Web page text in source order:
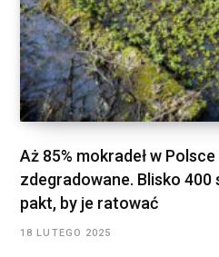
Aż 85% mokradeł w
zdegradowane. Blisko
pakt, by je ratować
18 LUTEGO 2025